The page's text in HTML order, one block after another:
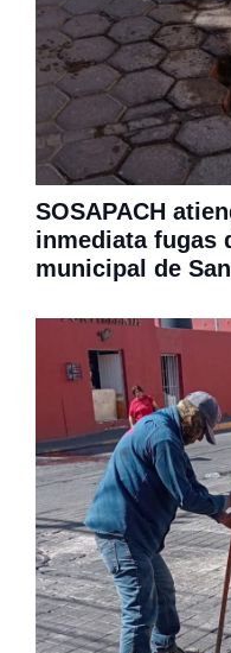
SOSAPACH
inmediata fugas
municipal de